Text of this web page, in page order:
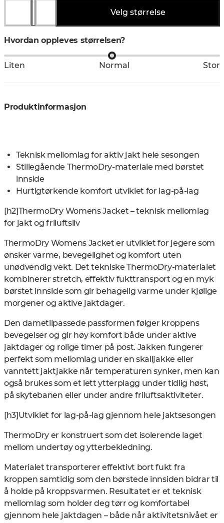
Velg størrelse
Hvordan oppleves størrelsen?
Liten Normal Stor
Produktinformasjon
Teknisk mellomlag for aktiv jakt hele sesongen
Stillegående ThermoDry-materiale med børstet
innside
Hurtigtørkende komfort utviklet for lag-på-lag
[h2]ThermoDry Womens Jacket – teknisk mellomlag
for jakt og friluftsliv
ThermoDry Womens Jacket er utviklet for jegere som
ønsker varme, bevegelighet og komfort uten
unødvendig vekt. Det tekniske ThermoDry-materialet
kombinerer stretch, effektiv fukttransport og en myk
børstet innside som gir behagelig varme under kjølige
morgener og aktive jaktdager.
Den dametilpassede passformen følger kroppens
bevegelser og gir høy komfort både under aktive
jaktdager og rolige timer på post. Jakken fungerer
perfekt som mellomlag under en skalljakke eller
vanntett jaktjakke når temperaturen synker, men kan
også brukes som et lett ytterplagg under tidlig høst,
på skytebanen eller under andre friluftsaktiviteter.
[h3]Utviklet for lag-på-lag gjennom hele jaktsesongen
ThermoDry er konstruert som det isolerende laget
mellom undertøy og ytterbekledning.
Materialet transporterer effektivt bort fukt fra
kroppen samtidig som den børstede innsiden bidrar til
å holde på kroppsvarmen. Resultatet er et teknisk
mellomlag som holder deg tørr og komfortabel
gjennom hele jaktdagen – både når aktivitetsnivået er